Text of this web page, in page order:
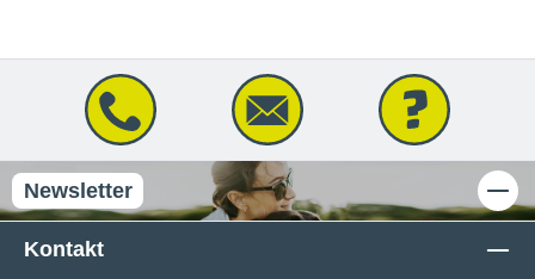
Newsletter
Kontakt